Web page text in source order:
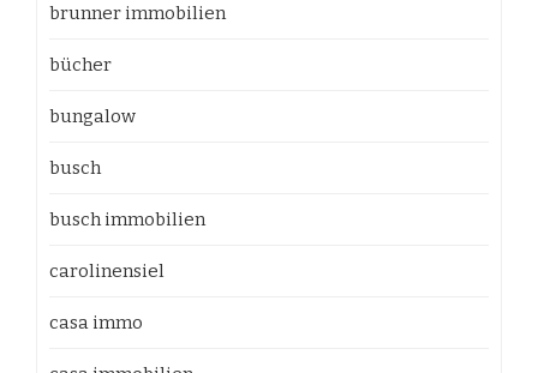
brunner immobilien
bücher
bungalow
busch
busch immobilien
carolinensiel
casa immo